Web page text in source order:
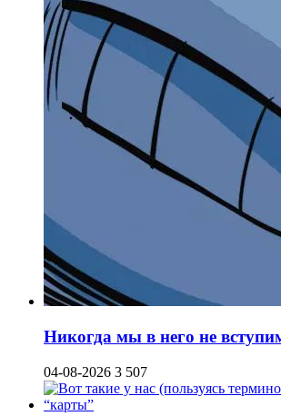
Никогда мы в него не
04-08-2026 3 507